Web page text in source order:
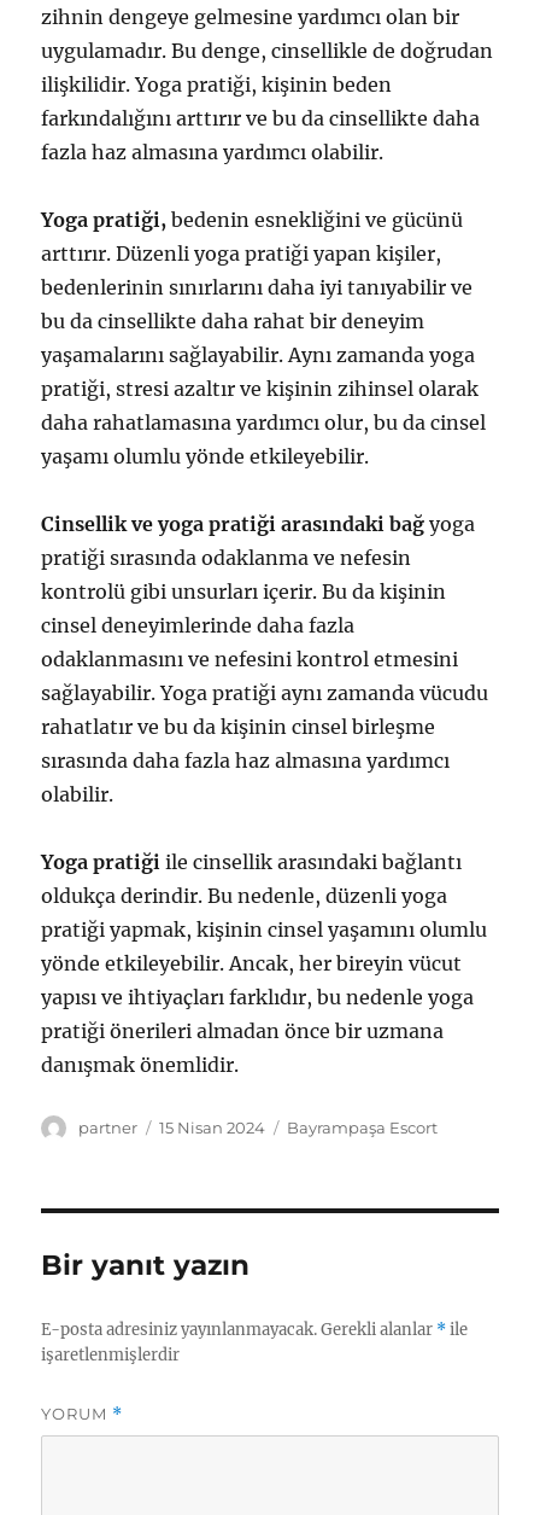
zihnin dengeye gelmesine yardımcı olan bir
uygulamadır. Bu denge, cinsellikle de doğrudan
ilişkilidir. Yoga pratiği, kişinin beden
farkındalığını arttırır ve bu da cinsellikte daha
fazla haz almasına yardımcı olabilir.
Yoga pratiği, bedenin esnekliğini ve gücünü
arttırır. Düzenli yoga pratiği yapan kişiler,
bedenlerinin sınırlarını daha iyi tanıyabilir ve
bu da cinsellikte daha rahat bir deneyim
yaşamalarını sağlayabilir. Aynı zamanda yoga
pratiği, stresi azaltır ve kişinin zihinsel olarak
daha rahatlamasına yardımcı olur, bu da cinsel
yaşamı olumlu yönde etkileyebilir.
Cinsellik ve yoga pratiği arasındaki bağ yoga
pratiği sırasında odaklanma ve nefesin
kontrolü gibi unsurları içerir. Bu da kişinin
cinsel deneyimlerinde daha fazla
odaklanmasını ve nefesini kontrol etmesini
sağlayabilir. Yoga pratiği aynı zamanda vücudu
rahatlatır ve bu da kişinin cinsel birleşme
sırasında daha fazla haz almasına yardımcı
olabilir.
Yoga pratiği ile cinsellik arasındaki bağlantı
oldukça derindir. Bu nedenle, düzenli yoga
pratiği yapmak, kişinin cinsel yaşamını olumlu
yönde etkileyebilir. Ancak, her bireyin vücut
yapısı ve ihtiyaçları farklıdır, bu nedenle yoga
pratiği önerileri almadan önce bir uzmana
danışmak önemlidir.
Yazar
partner
Yayın
15 Nisan 2024 Kategoriler
Bayrampaşa Escort
Bir yanıt yazın
E-posta adresiniz yayınlanmayacak. Gerekli alanlar *ile
işaretlenmişlerdir
YORUM *